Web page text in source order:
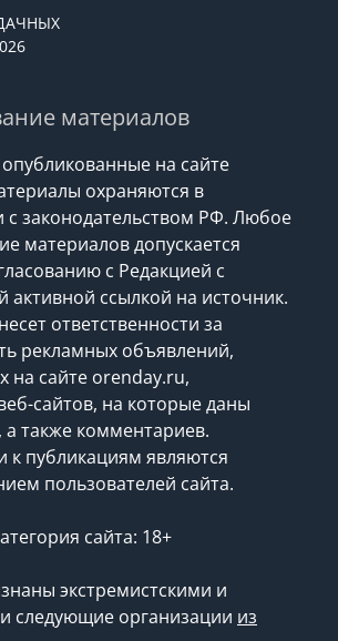
материалов
на сайте
охраняются в
с законодательством РФ. Любое
материалов допускается
с Редакцией с
активной ссылкой на источник.
ответственности за
рекламных объявлений,
на сайте orenday.ru,
сайтов, на которые даны
а также комментариев.
к публикациям являются
пользователей сайта.
сайта: 18+
экстремистскими и
следующие организации из